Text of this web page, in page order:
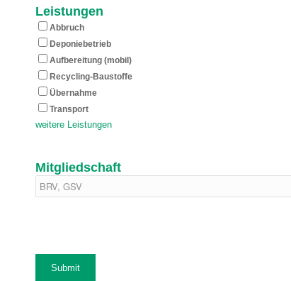
Leistungen
Abbruch
Deponiebetrieb
Aufbereitung (mobil)
Recycling-Baustoffe
Übernahme
Transport
weitere Leistungen
Mitgliedschaft